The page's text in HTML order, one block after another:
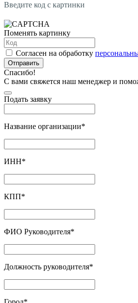
Введите код с картинки
Поменять картинку
Согласен на обработку
Отправить
Спасибо!
С вами свяжется наш менеджер и
Подать заявку
Название организации*
ИНН*
КПП*
ФИО Руководителя*
Должность руководителя*